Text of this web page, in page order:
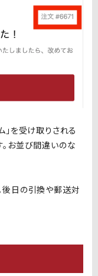
」を受け取りされる
お並び間違いのな
後日の引換や郵送対